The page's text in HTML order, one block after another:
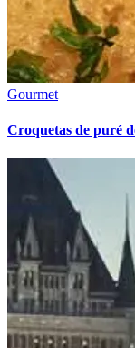
Gourmet
Croquetas de puré